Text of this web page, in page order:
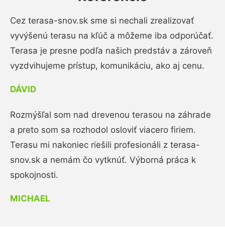
Cez terasa-snov.sk sme si nechali zrealizovať
vyvýšenú terasu na kľúč a môžeme iba odporúčať.
Terasa je presne podľa našich predstáv a zároveň
vyzdvihujeme prístup, komunikáciu, ako aj cenu.
DÁVID
Rozmýšľal som nad drevenou terasou na záhrade
a preto som sa rozhodol osloviť viacero firiem.
Terasu mi nakoniec riešili profesionáli z terasa-
snov.sk a nemám čo vytknúť. Výborná práca k
spokojnosti.
MICHAEL